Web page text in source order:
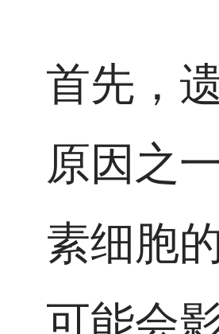
首先，
原因之
素细胞
可能会